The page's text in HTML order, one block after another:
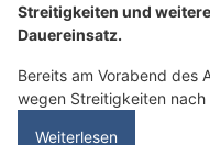
Streitigkeiten und
Dauereinsatz.
Bereits am Vorabend des
wegen Streitigkeiten nach
Weiterlesen